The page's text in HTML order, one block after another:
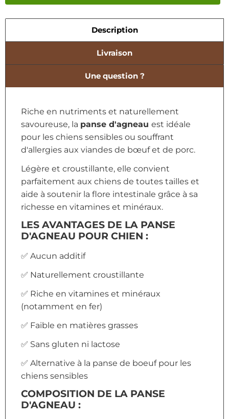
Description
Livraison
Une question ?
Riche en nutriments et naturellement
savoureuse, la panse d'agneau est idéale
pour les chiens sensibles ou souffrant
d'allergies aux viandes de bœuf et de porc.
Légère et croustillante, elle convient
parfaitement aux chiens de toutes tailles et
aide à soutenir la flore intestinale grâce à sa
richesse en vitamines et minéraux.
LES AVANTAGES DE LA PANSE
D'AGNEAU POUR CHIEN :
✅ Aucun additif
✅ Naturellement croustillante
✅ Riche en vitamines et minéraux
(notamment en fer)
✅ Faible en matières grasses
✅ Sans gluten ni lactose
✅ Alternative à la panse de boeuf pour les
chiens sensibles
COMPOSITION DE LA PANSE
D'AGNEAU :